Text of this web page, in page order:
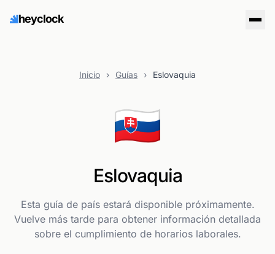
heyclock
Inicio › Guías › Eslovaquia
🇸🇰
Eslovaquia
Esta guía de país estará disponible próximamente.
Vuelve más tarde para obtener información detallada
sobre el cumplimiento de horarios laborales.